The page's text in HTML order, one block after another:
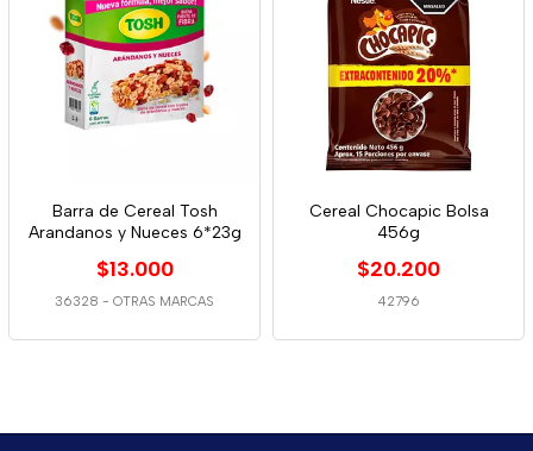
Barra de Cereal Tosh
Arandanos y Nueces 6*23g
$13.000
36328 - OTRAS MARCAS
Cereal Chocapic Bolsa
456g
$20.200
42796